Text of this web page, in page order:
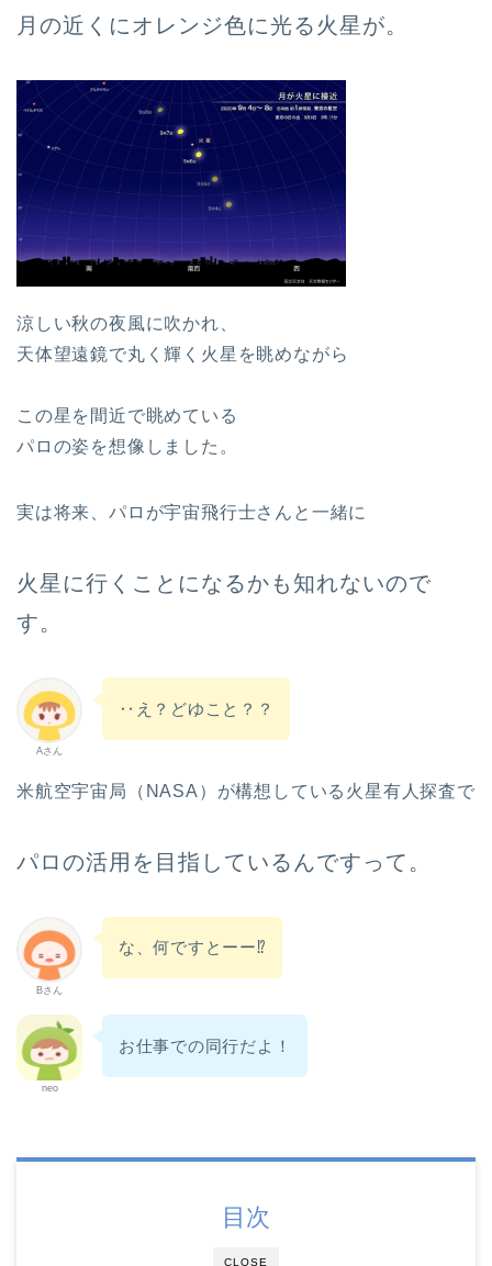
月の近くにオレンジ色に光る火星が。
涼しい秋の夜風に吹かれ、
天体望遠鏡で丸く輝く火星を眺めながら
この星を間近で眺めている
パロの姿を想像しました。
実は将来、パロが宇宙飛行士さんと一緒に
火星に行くことになるかも知れないので
す。
Aさん
‥え？どゆこと？？
米航空宇宙局（NASA）が構想している火星有人探査で
パロの活用を目指しているんですって。
Bさん
な、何ですとーー⁉︎
neo
お仕事での同行だよ！
CLOSE
目次